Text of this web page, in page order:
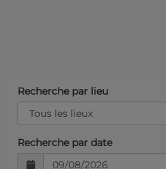
Recherche par lieu
Recherche par date